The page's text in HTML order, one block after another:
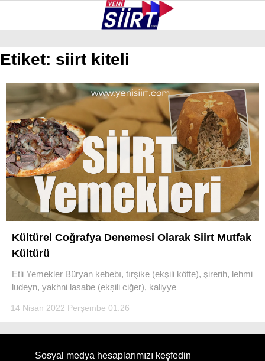
WhatsApp İhbar Hattı
GALERİ VİDEO YAZARLAR
KURTALAN
ERUH
BAYKAN
PERVARI
ŞIRVAN
TILLO
GÜNDEM
Etiket: siirt kiteli
Kültürel Coğrafya Denemesi Olarak Siirt Mutfak
Kültürü
Etli Yemekler Büryan kebebı, tırşike (ekşili köfte), şirerih, lehmi
ludeyn, yakhni lasabe (ekşili ciğer), kaliyye
14 Nisan 2022 Perşembe 01:26
Sosyal medya hesaplarımızı keşfedin